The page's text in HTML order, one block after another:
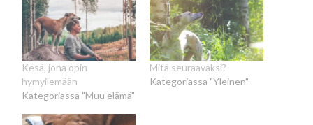
Kesä, jona opin
hymyilemään
Kategoriassa "Muu elämä"
Mitä seuraavaksi?
Kategoriassa "Yleinen"